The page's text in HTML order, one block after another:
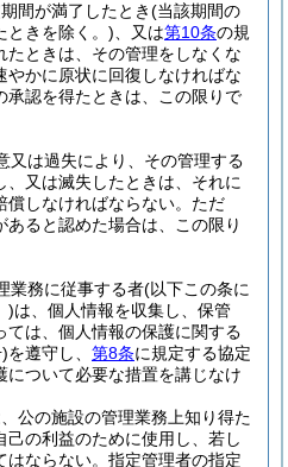
間が満了したとき(当該期間の
ときを除く。) 、又は第10条の規
たときは、その管理をしなくな
やかに原状に回復しなければな
承認を得たときは、この限りで
又は過失により、その管理する
又は滅失したときは、それに
しなければならない。 ただ
あると認めた場合は、この限り
業務に従事する者(以下この条に
)は、個人情報を収集し、保管
ては、個人情報の保護に関する
を遵守し、 第8条に規定する協定
について必要な措置を講じなけ
公の施設の管理業務上知り得た
の利益のために使用し、若し
ならない。 指定管理者の指定